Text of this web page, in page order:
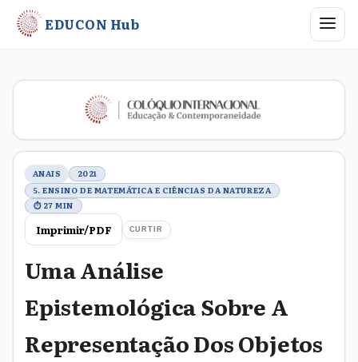
EDUCON Hub Abrir
Metadados do trabalho
ANAIS
2021
5. ENSINO DE MATEMÁTICA E CIÊNCIAS DA NATUREZA
⏱ 27 MIN
Imprimir/PDF CURTIR
Uma Análise
Epistemológica Sobre A
Representação Dos Objetos